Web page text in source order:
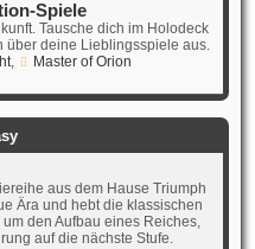
Spiele
Tausche dich im Holodeck
über deine Lieblingsspiele aus.
,
Master of Orion
aus dem Hause Triumph
Ära und hebt die klassischen
den Aufbau eines Reiches,
auf die nächste Stufe.